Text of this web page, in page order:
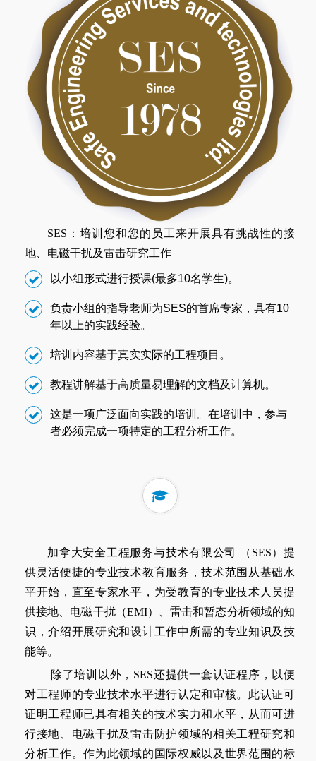
SES：培训您和您的员工来开展具有挑战性的接
地、电磁干扰及雷击研究工作
以小组形式进行授课(最多10名学生)。
负责小组的指导老师为SES的首席专家，具有10
年以上的实践经验。
培训内容基于真实实际的工程项目。
教程讲解基于高质量易理解的文档及计算机。
这是一项广泛面向实践的培训。在培训中，参与
者必须完成一项特定的工程分析工作。
加拿大安全工程服务与技术有限公司 （SES）提
供灵活便捷的专业技术教育服务，技术范围从基础水
平开始，直至专家水平，为受教育的专业技术人员提
供接地、电磁干扰（EMI）、雷击和暂态分析领域的知
识，介绍开展研究和设计工作中所需的专业知识及技
能等。
除了培训以外，SES还提供一套认证程序，以便
对工程师的专业技术水平进行认定和审核。此认证可
证明工程师已具有相关的技术实力和水平，从而可进
行接地、电磁干扰及雷击防护领域的相关工程研究和
分析工作。作为此领域的国际权威以及世界范围的标